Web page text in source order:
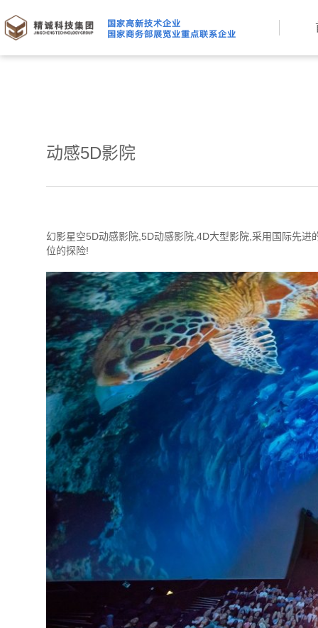
动感5D影院
幻影星空5D动感影院,5D动感影院,4D大型影院,采用国际先
位的探险!